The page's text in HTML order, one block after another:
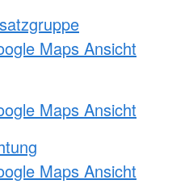
Maps Ansicht
Maps Ansicht
Maps Ansicht